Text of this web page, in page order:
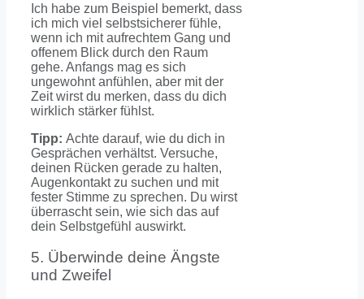
Ich habe zum Beispiel bemerkt, dass
ich mich viel selbstsicherer fühle,
wenn ich mit aufrechtem Gang und
offenem Blick durch den Raum
gehe. Anfangs mag es sich
ungewohnt anfühlen, aber mit der
Zeit wirst du merken, dass du dich
wirklich stärker fühlst.
Tipp: Achte darauf, wie du dich in
Gesprächen verhältst. Versuche,
deinen Rücken gerade zu halten,
Augenkontakt zu suchen und mit
fester Stimme zu sprechen. Du wirst
überrascht sein, wie sich das auf
dein Selbstgefühl auswirkt.
5. Überwinde deine Ängste
und Zweifel